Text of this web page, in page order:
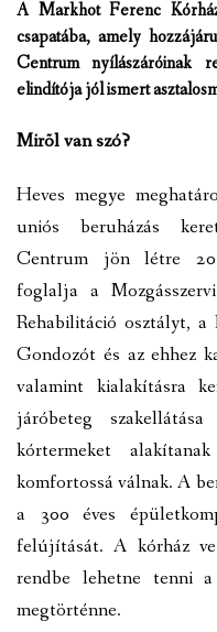
ÖNKORMÁNYZAT
KÉPVISELŐ-TESTÜLET
NEMZETISÉGI
TÁRSULÁS
HIRDETMÉNYEK
ÓVODA ÉS MINI
A Markhot Ferenc
csapatába, amely
Centrum nyílászáróinak
elindítója jól ismert
Mirõl van szó?
Heves megye
uniós beruházás
Centrum jön létre
foglalja a
Rehabilitáció osztályt,
Gondozót és az ehhez
valamint kialakításra
járóbeteg
kórtermeket
komfortossá válnak. A
a 300 éves
felújítását. A kórház
rendbe lehetne tenni
megtörténne.